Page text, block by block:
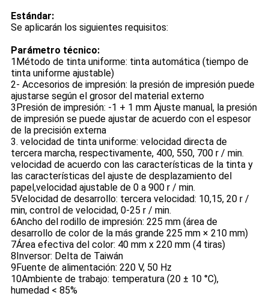
Estándar:
Se aplicarán los siguientes requisitos:
Parámetro técnico:
1Método de tinta uniforme: tinta automática (tiempo de
tinta uniforme ajustable)
2- Accesorios de impresión: la presión de impresión puede
ajustarse según el grosor del material externo
3Presión de impresión: -1 + 1 mm Ajuste manual, la presión
de impresión se puede ajustar de acuerdo con el espesor
de la precisión externa
3. velocidad de tinta uniforme: velocidad directa de
tercera marcha, respectivamente, 400, 550, 700 r / min.
velocidad de acuerdo con las características de la tinta y
las características del ajuste de desplazamiento del
papel,velocidad ajustable de 0 a 900 r / min.
5Velocidad de desarrollo: tercera velocidad: 10,15, 20 r /
min, control de velocidad, 0-25 r / min.
6Ancho del rodillo de impresión: 225 mm (área de
desarrollo de color de la más grande 225 mm × 210 mm)
7Área efectiva del color: 40 mm x 220 mm (4 tiras)
8Inversor: Delta de Taiwán
9Fuente de alimentación: 220 V, 50 Hz
10Ambiente de trabajo: temperatura (20 ± 10 °C),
humedad < 85%